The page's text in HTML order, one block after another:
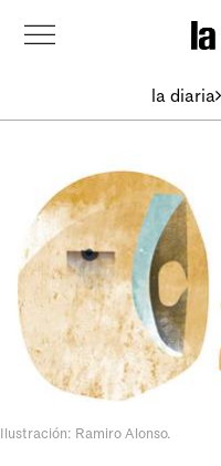
la diaria
Ilustración: Ramiro Alonso.